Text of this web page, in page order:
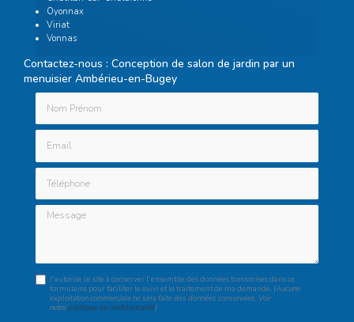
Oyonnax
Viriat
Vonnas
Contactez-nous : Conception de salon de jardin par un
menuisier Ambérieu-en-Bugey
Nom Prénom
Téléphone
Message
J'autorise ce site à conserver l'ensemble des données transmises dans ce
formulaire pour faciliter le suivi et le traitement de ma demande. (Aucune
exploitation commerciale ne sera faite des données conservées. Voir
notrepolitique de confidentialité)